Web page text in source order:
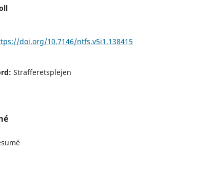
doi.org/10.7146/ntfs.v5i1.138415
Strafferetsplejen